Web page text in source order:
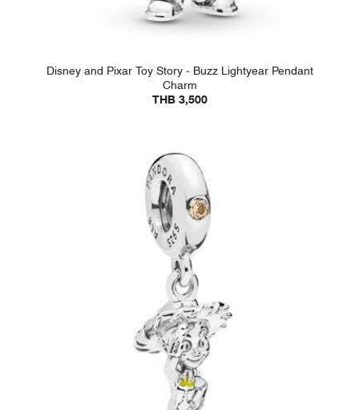
Disney and Pixar Toy Story - Buzz Lightyear Pendant
Charm
THB 3,500